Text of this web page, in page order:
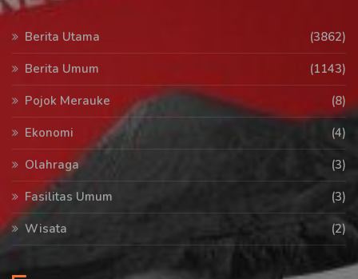
Berita Utama
(3862)
Berita Umum
(1143)
Pojok Merauke
(8)
Ekonomi
(4)
Olahraga
(3)
Fasilitas Umum
(3)
Wisata
(2)